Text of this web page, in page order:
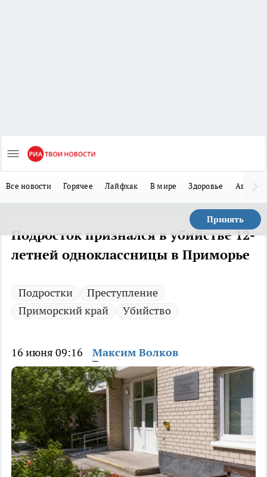
Все новости Горячее Лайфхак В мире Здоровье Авто
Принять
Подросток признался в убийстве 12-
летней одноклассницы в Приморье
Подростки
Преступление
Приморский край
Убийство
16 июня 09:16 Максим Волков